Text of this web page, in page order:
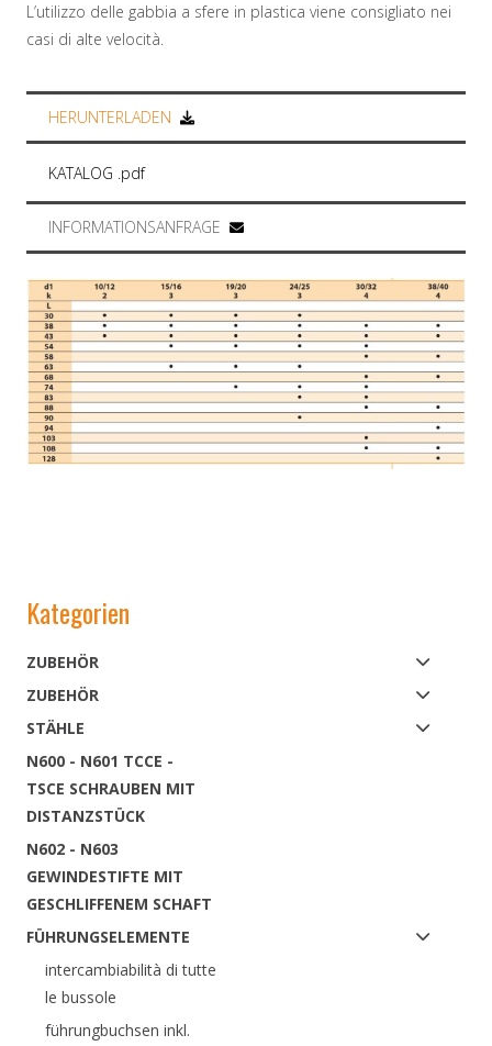
Kategorien
ZUBEHÖR
ZUBEHÖR
STÄHLE
N600 - N601 TCCE -
TSCE SCHRAUBEN MIT
DISTANZSTÜCK
N602 - N603
GEWINDESTIFTE MIT
GESCHLIFFENEM SCHAFT
FÜHRUNGSELEMENTE
intercambiabilità di tutte
le bussole
führungbuchsen inkl.
L’utilizzo delle gabbia a sfere in plastica viene consigliato nei
casi di alte velocità.
HERUNTERLADEN
KATALOG .pdf
INFORMATIONSANFRAGE